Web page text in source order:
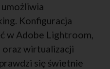
umożliwia
Konfiguracja
w Adobe Lightroom,
wirtualizacji
się świetnie